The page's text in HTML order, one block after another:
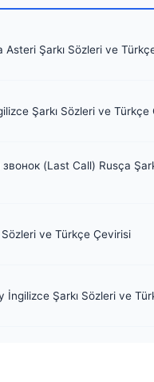
Asteri Şarkı Sözleri ve
Şarkı Sözleri ve Türkçe
(Last Call) Rusça
ve Türkçe Çevirisi
İngilizce Şarkı Sözleri ve